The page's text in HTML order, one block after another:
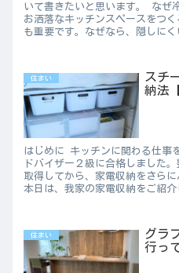
いて書きたいと思います。 なぜ
お洒落なキッチンスペースをつ
も重要です。なぜなら、隠しに
住まい
スチ
納法
はじめに キッチンに関わる仕事
ドバイザー２級に合格しました
取得してから、家電収納をさら
本日は、我家の家電収納をご紹
住まい
グラ
行っ